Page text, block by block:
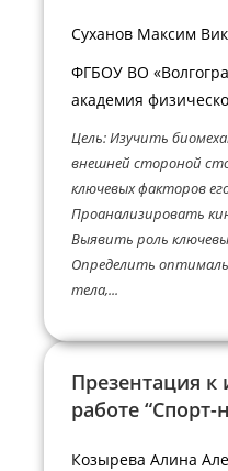
Суханов Максим
ФГБОУ ВО
академия
Цель: Изучить
внешней стороной
ключевых факторов
Проанализировать
Выявить роль
Определить
тела,...
Презентация к
работе
Козырева Алина